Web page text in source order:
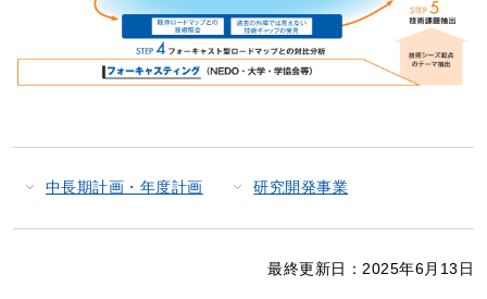
中長期計画・年度計画 研究開発事業
最終更新日：2025年6月13日